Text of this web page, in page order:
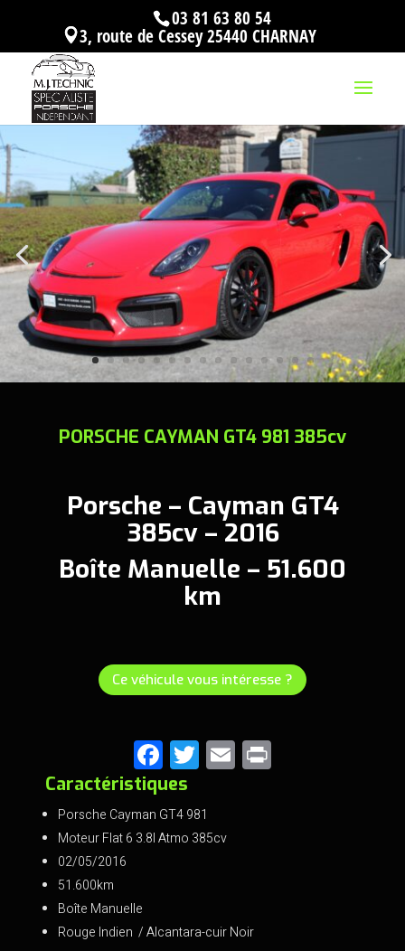
03 81 63 80 54
3, route de Cessey 25440 CHARNAY
PORSCHE CAYMAN GT4 981 385cv
Porsche – Cayman GT4
385cv – 2016
Boîte Manuelle – 51.600
km
Ce véhicule vous intéresse ?
F
a
ce
b
k
T
wi
tt
er
E
m
Caractéristiques
Porsche Cayman GT4 981
Moteur Flat 6 3.8l Atmo 385cv
02/05/2016
51.600km
Boîte Manuelle
Rouge Indien / Alcantara-cuir Noir